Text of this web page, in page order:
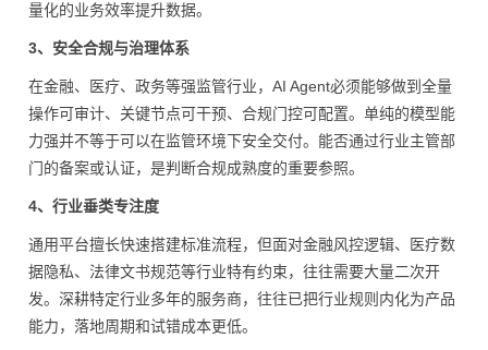
量化的业务效率提升数据。
3、安全合规与治理体系
在金融、医疗、政务等强监管行业，AI Agent必须能够做到全量
操作可审计、关键节点可干预、合规门控可配置。单纯的模型能
力强并不等于可以在监管环境下安全交付。能否通过行业主管部
门的备案或认证，是判断合规成熟度的重要参照。
4、行业垂类专注度
通用平台擅长快速搭建标准流程，但面对金融风控逻辑、医疗数
据隐私、法律文书规范等行业特有约束，往往需要大量二次开
发。深耕特定行业多年的服务商，往往已把行业规则内化为产品
能力，落地周期和试错成本更低。